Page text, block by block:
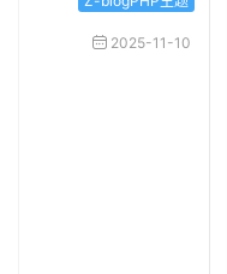
2025-11-10